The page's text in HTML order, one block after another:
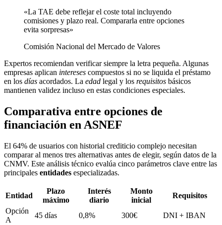
«La TAE debe reflejar el coste total incluyendo
comisiones y plazo real. Compararla entre opciones
evita sorpresas»
Comisión Nacional del Mercado de Valores
Expertos recomiendan verificar siempre la letra pequeña. Algunas
empresas aplican intereses compuestos si no se liquida el préstamo
en los días acordados. La edad legal y los requisitos básicos
mantienen validez incluso en estas condiciones especiales.
Comparativa entre opciones de
financiación en ASNEF
El 64% de usuarios con historial crediticio complejo necesitan
comparar al menos tres alternativas antes de elegir, según datos de la
CNMV. Este análisis técnico evalúa cinco parámetros clave entre las
principales entidades especializadas.
Entidad
Plazo
máximo
Interés
diario
Monto
inicial
Requisitos
Opción
A
45 días 0,8% 300€
DNI + IBAN